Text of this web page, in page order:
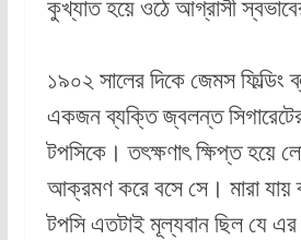
কুখ্যাত হয়ে ওঠে আগ্রাসী
১৯০২ সালের দিকে জেমস ফিল্ডিং
একজন ব্যক্তি জ্বলন্ত
টপসিকে। তৎক্ষণাৎ ক্ষিপ্ত হয়ে
আক্রমণ করে বসে সে। মারা যায়
টপসি এতটাই মূল্যবান ছিল যে